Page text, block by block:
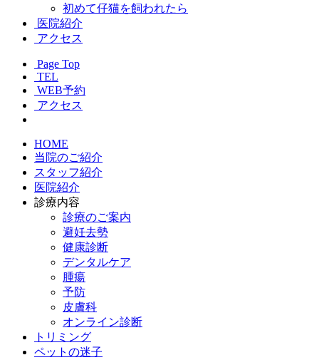
初めて仔猫を飼われたら
医院紹介
アクセス
Page Top
TEL
WEB予約
アクセス
HOME
当院のご紹介
スタッフ紹介
医院紹介
診療内容
診療のご案内
避妊去勢
健康診断
デンタルケア
腫瘍
予防
皮膚科
オンライン診断
トリミング
ペットの迷子